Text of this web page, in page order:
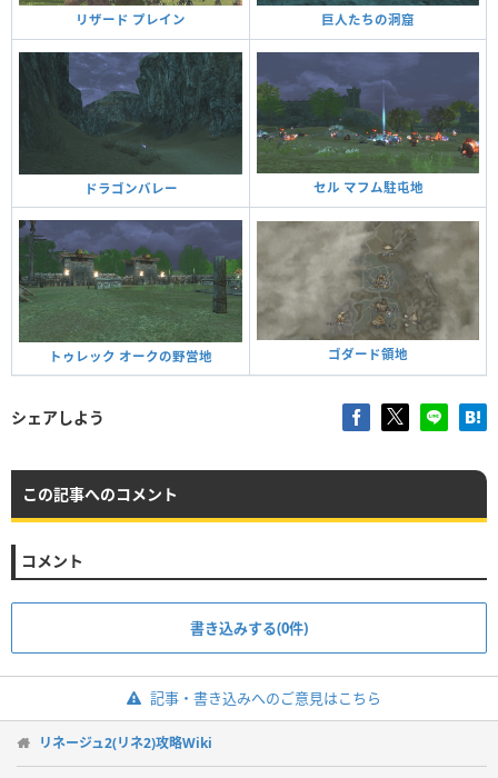
リザード プレイン 巨人たちの洞窟
ドラゴンバレー セル マフム駐屯地
トゥレック オークの野営地 ゴダード領地
シェアしよう
この記事へのコメント
コメント
書き込みする(0件)
記事・書き込みへのご意見はこちら
リネージュ2(リネ2)攻略Wiki